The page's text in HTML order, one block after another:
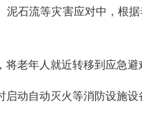
流等灾害应对中，根据
年人就近转移到应急避
自动灭火等消防设施设